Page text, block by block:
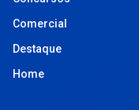
Comercial
Destaque
Home